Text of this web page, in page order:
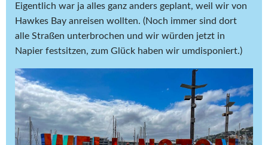
Eigentlich war ja alles ganz anders geplant, weil wir von
Hawkes Bay anreisen wollten. (Noch immer sind dort
alle Straßen unterbrochen und wir würden jetzt in
Napier festsitzen, zum Glück haben wir umdisponiert.)